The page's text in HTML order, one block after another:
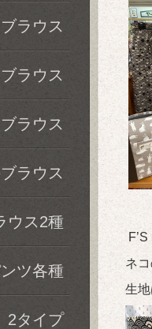
ネ
生
ラウス
ラウス
ラウス
ラウス
ウス2種
ツ各種
2タイプ